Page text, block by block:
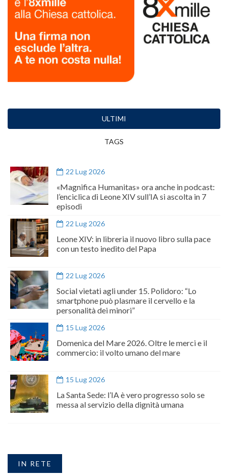
ULTIMI
TAGS
22 Lug 2026
«Magnifica Humanitas» ora anche in podcast:
l’enciclica di Leone XIV sull’IA si ascolta in 7
episodi
22 Lug 2026
Leone XIV: in libreria il nuovo libro sulla pace
con un testo inedito del Papa
22 Lug 2026
Social vietati agli under 15. Polidoro: “Lo
smartphone può plasmare il cervello e la
personalità dei minori”
15 Lug 2026
Domenica del Mare 2026. Oltre le merci e il
commercio: il volto umano del mare
15 Lug 2026
La Santa Sede: l’IA è vero progresso solo se
messa al servizio della dignità umana
IN RETE